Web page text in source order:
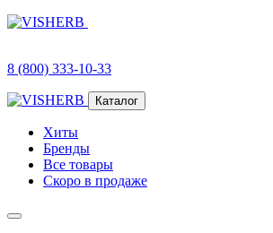
8 (800) 333-10-33
Каталог
Хиты
Бренды
Все товары
Скоро в продаже